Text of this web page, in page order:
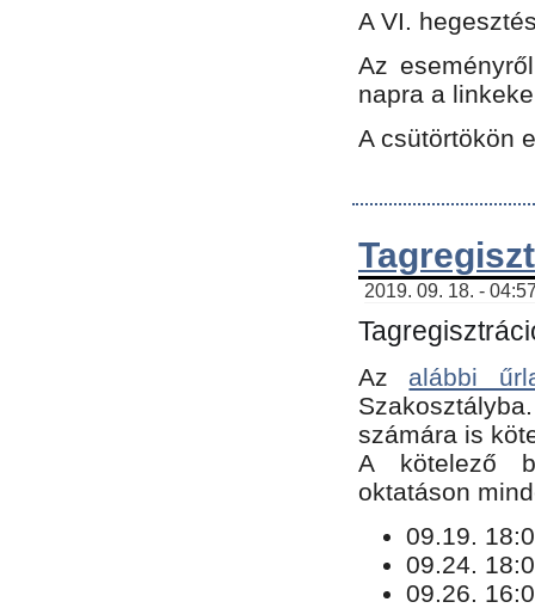
A VI.
Az
napra a
A csütörtökön
2019. 09. 18. -
Az alábbi
számára is
​A kötelező
oktatáson
09.19.
09.24.
09.26.